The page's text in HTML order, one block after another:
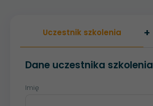
Uczestnik szkolenia +
Dane uczestnika szkolenia
Imię